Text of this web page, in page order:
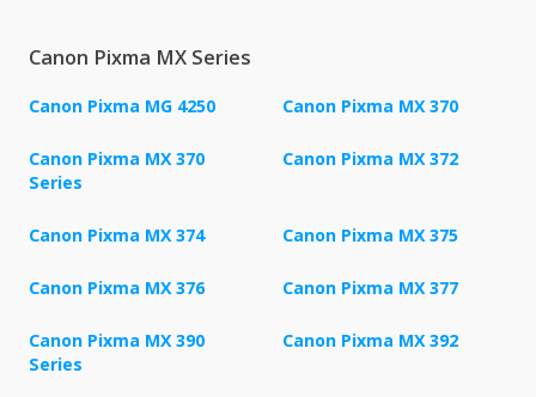
Canon Pixma MX Series
Canon Pixma MG 4250 Canon Pixma MX 370
Canon Pixma MX 370
Series
Canon Pixma MX 372
Canon Pixma MX 374 Canon Pixma MX 375
Canon Pixma MX 376 Canon Pixma MX 377
Canon Pixma MX 390
Series
Canon Pixma MX 392